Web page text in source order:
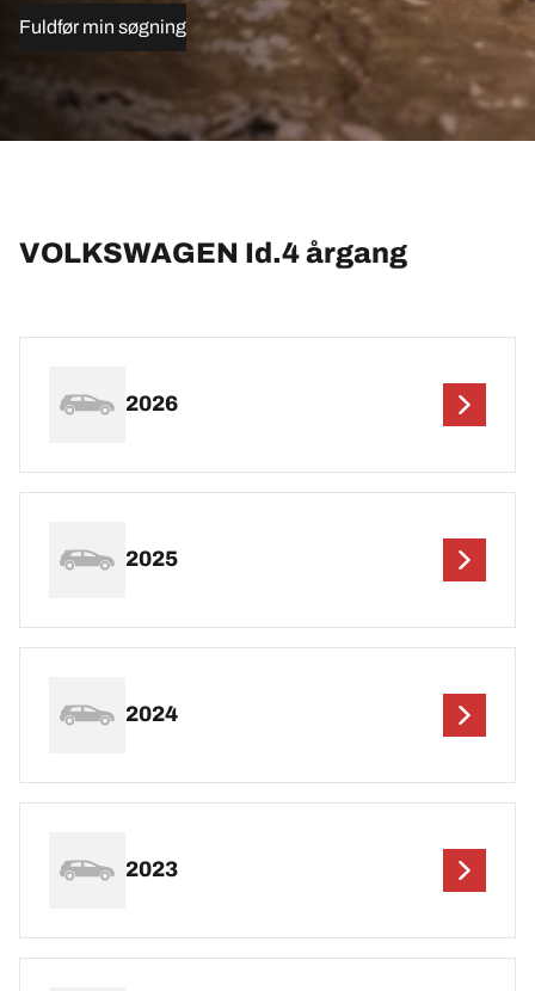
Fuldfør min søgning
VOLKSWAGEN Id.4 årgang
2026
2025
2024
2023